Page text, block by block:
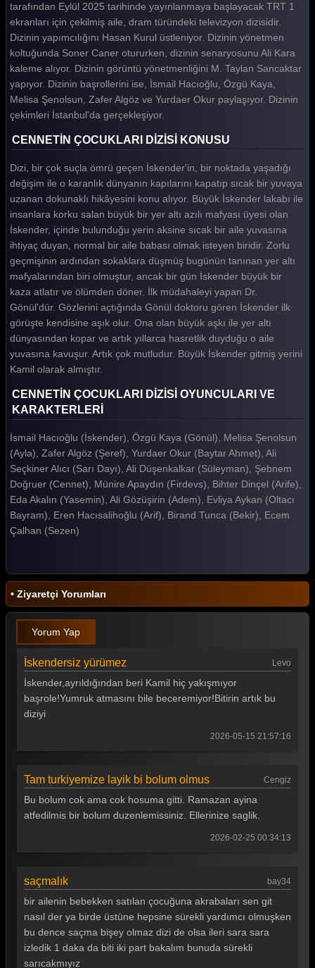
Cennetin Çocukları 22. Bölüm
Cennetin Çocukları 21. Bölüm
Cennetin Çocukları 20. Bölüm
Cennetin Çocukları 19. Bölüm
Cennetin Çocukları 18. Bölüm
Cennetin Çocukları 17. Bölüm
Cennetin Çocukları 16. Bölüm
Cennetin Çocukları 15. Bölüm
Cennetin Çocukları 14. Bölüm
Cennetin Çocukları 13. Bölüm
Cennetin Çocukları 12. Bölüm
Cennetin Çocukları 11. Bölüm
Cennetin Çocukları 10. Bölüm
Cennetin Çocukları 9. Bölüm
Cennetin Çocukları 8. Bölüm
Cennetin Çocukları 7. Bölüm
Cennetin Çocukları 6. Bölüm
Cennetin Çocukları 5. Bölüm
Cennetin Çocukları 4. Bölüm
Cennetin Çocukları 3. Bölüm
Cennetin Çocukları 2. Bölüm
Tüm Bölümleri Göster
tarafından Eylül 2025 tarihinde yayınlanmaya başlayacak TRT 1
ekranları için çekilmiş aile, dram türündeki televizyon dizisidir.
Dizinin yapımcılığını Hasan Kurul üstleniyor. Dizinin yönetmen
koltuğunda Soner Caner otururken, dizinin senaryosunu Ali Kara
kaleme alıyor. Dizinin görüntü yönetmenliğini M. Taylan Sancaktar
yapıyor. Dizinin başrollerini ise, İsmail Hacıoğlu, Özgü Kaya,
Melisa Şenolsun, Zafer Algöz ve Yurdaer Okur paylaşıyor. Dizinin
çekimleri İstanbul'da gerçekleşiyor.
CENNETİN ÇOCUKLARI DİZİSİ KONUSU
Dizi, bir çok suçla ömrü geçen İskender'in, bir noktada yaşadığı
değişim ile o karanlık dünyanın kapılarını kapatıp sıcak bir yuvaya
uzanan dokunaklı hikâyesini konu alıyor. Büyük İskender lakabı ile
insanlara korku salan büyük bir yer altı azılı mafyası üyesi olan
İskender, içinde bulunduğu yerin aksine sıcak bir aile yuvasına
ihtiyaç duyan, normal bir aile babası olmak isteyen biridir. Zorlu
geçmişinin ardından sokaklara düşmüş bugünün tanınan yer altı
mafyalarından biri olmuştur, ancak bir gün İskender büyük bir
kaza atlatır ve ölümden döner. İlk müdahaleyi yapan Dr.
Gönül'dür. Gözlerini açtığında Gönül doktoru gören İskender ilk
görüşte kendisine aşık olur. Ona olan büyük aşkı ile yer altı
dünyasından kopar ve artık yıllarca hasretlik duyduğu o aile
yuvasına kavuşur. Artık çok mutludur. Büyük İskender gitmiş yerini
Kamil olarak almıştır.
CENNETİN ÇOCUKLARI DİZİSİ OYUNCULARI VE
KARAKTERLERİ
İsmail Hacıoğlu (İskender), Özgü Kaya (Gönül), Melisa Şenolsun
(Ayla), Zafer Algöz (Şeref), Yurdaer Okur (Baytar Ahmet), Ali
Seçkiner Alıcı (Sarı Dayı), Ali Düşenkalkar (Süleyman), Şebnem
Doğruer (Cennet), Münire Apaydın (Firdevs), Bihter Dinçel (Arife),
Eda Akalın (Yasemin), Ali Gözüşirin (Adem), Evliya Aykan (Oltacı
Bayram), Eren Hacısalihoğlu (Arif), Birand Tunca (Bekir), Ecem
Çalhan (Sezen)
• Ziyaretçi Yorumları
Yorum Yap
İskendersiz yürümez Levo
İskender,ayrıldığından beri Kamil hiç yakışmıyor
başrole!Yumruk atmasını bile beceremiyor!Bitirin artık bu
diziyi
2026-05-15 21:57:16
Tam turkiyemize layik bi bolum olmus Cengiz
Bu bolum cok ama cok hosuma gitti. Ramazan ayina
atfedilmis bir bolum duzenlemissiniz. Ellerinize saglik.
2026-02-25 00:34:13
saçmalık bay34
bir ailenin bebekken satılan çocuğuna akrabaları sen git
nasıl der ya birde üstüne hepsine sürekli yardımcı olmuşken
bu dence saçma bişey olmaz dizi de olsa ileri sara sara
izledik 1 daka da biti iki part bakalım bunuda sürekli
sarıcakmıyız